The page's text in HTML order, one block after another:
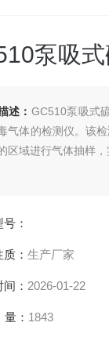
泵吸
述： GC510泵吸式
气体的检测仪。该
区域进行气体抽样，
：
： 生产厂家
： 2026-01-22
： 1843